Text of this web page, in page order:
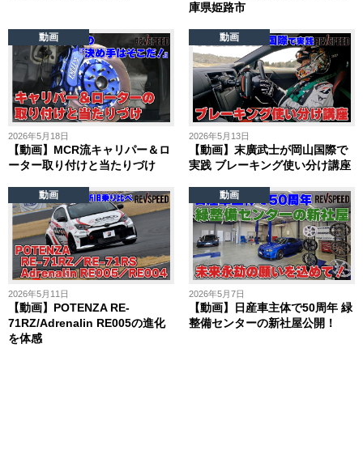
庫県姫路市
2026年5月18日
【動画】MCR流キャリパー＆ロ
ーター取り付けと当たりづけ
動画
2026年5月13日
【動画】末廣武士が岡山国際で
実践 ブレーキング使い分け講座
動画
2026年5月11日
【動画】POTENZA RE-
71RZ/Adrenalin RE005の進化
を体感
動画
2026年5月7日
【動画】日産車主体で50周年 緑
整備センターの新社屋公開！
動画